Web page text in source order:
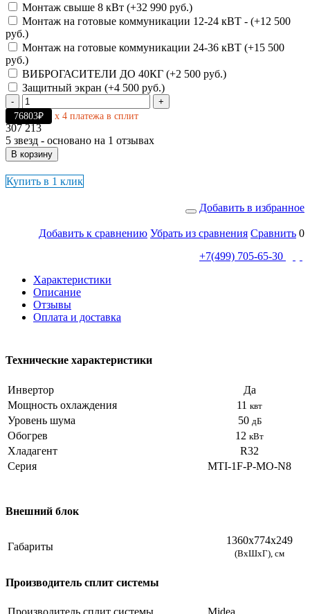
Монтаж свыше 8 кВт (+32 990 руб.)
Монтаж на готовые коммуникации 12-24 кВТ - (+12 500
руб.)
Монтаж на готовые коммуникации 24-36 кВТ (+15 500
руб.)
ВИБРОГАСИТЕЛИ ДО 40КГ (+2 500 руб.)
Защитный экран (+4 500 руб.)
-
+
76803₽
х 4 платежа в сплит
307 213
5 звезд - основано на 1 отзывах
В корзину
Купить в 1 клик
Добавить в избранное
Добавить к сравнению Убрать из сравнения Сравнить 0
+7(499) 705-65-30
Характеристики
Описание
Отзывы
Оплата и доставка
Технические характеристики
Инвертор
Да
Мощность охлаждения
11 квт
Уровень шума 50 дБ
Обогрев 12 кВт
Хладагент
R32
Серия
MTI-1F-P-MO-N8
Внешний блок
Габариты
1360х774х249
(ВхШхГ), см
Производитель сплит системы
Производитель сплит системы Midea